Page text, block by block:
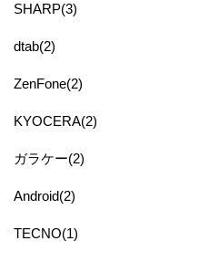
SHARP(3)
dtab(2)
ZenFone(2)
KYOCERA(2)
ガラケー(2)
Android(2)
TECNO(1)